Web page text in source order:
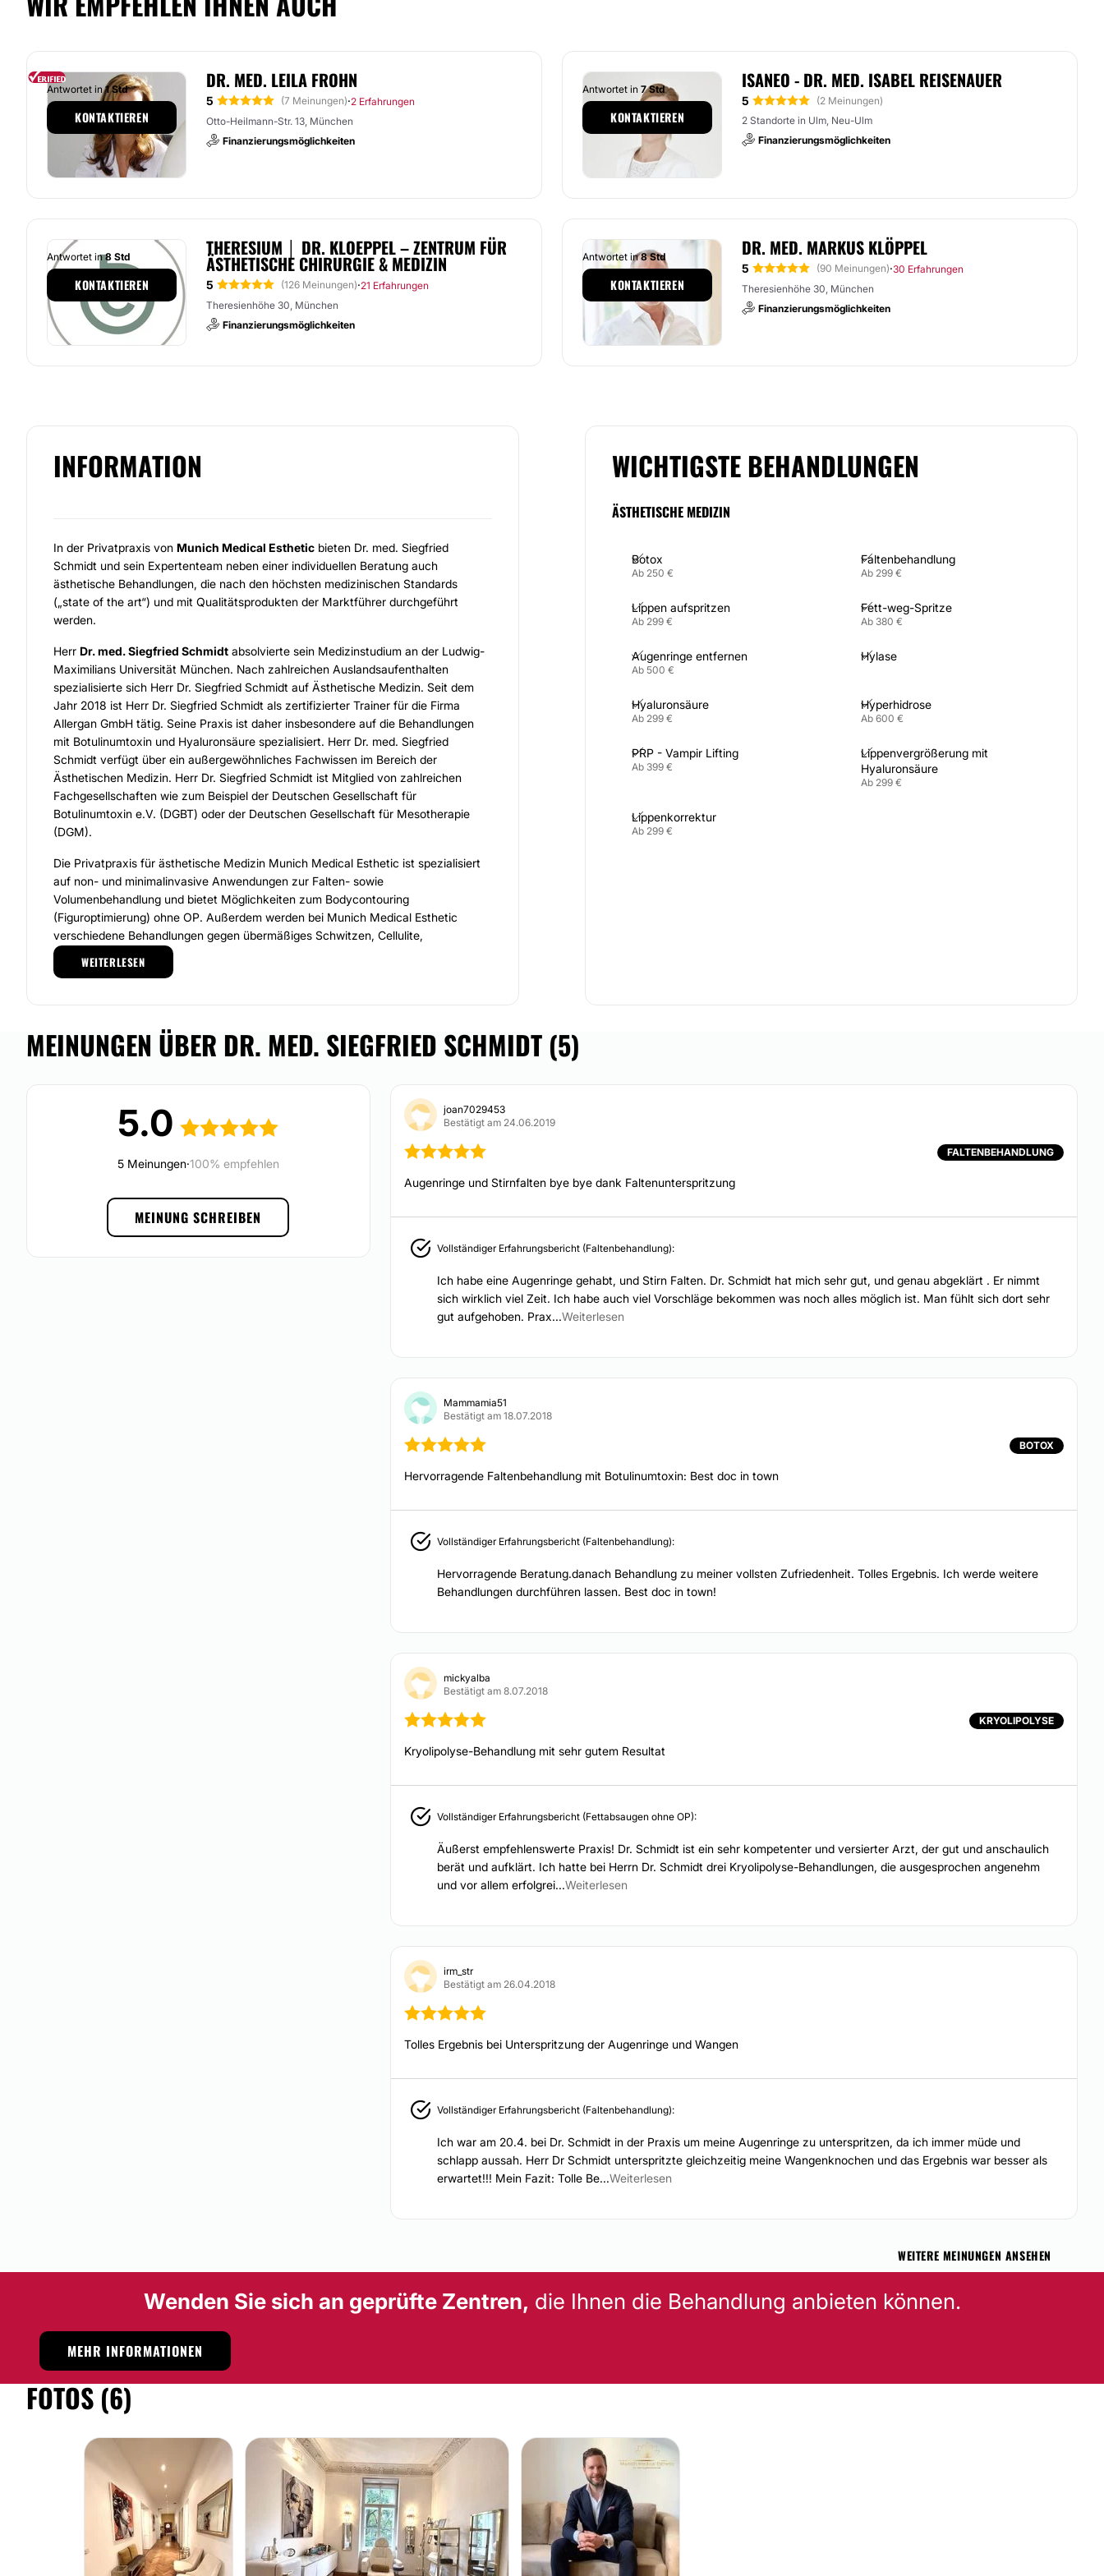
DR. MED. LEILA FROHN
5 (7 Meinungen)·2 Erfahrungen
Otto-Heilmann-Str. 13, München
Finanzierungsmöglichkeiten
Antwortet in1 Std
KONTAKTIEREN
ISANEO - DR. MED. ISABEL REISENAUER
5
(2 Meinungen)
2 Standorte in Ulm, Neu-Ulm
Finanzierungsmöglichkeiten
Antwortet in 7 Std
KONTAKTIEREN
THERESIUM │ DR. KLOEPPEL – ZENTRUM FÜR
ÄSTHETISCHE CHIRURGIE & MEDIZIN
5 (126 Meinungen)·21 Erfahrungen
Theresienhöhe 30, München
Finanzierungsmöglichkeiten
Antwortet in8 Std
KONTAKTIEREN
DR. MED. MARKUS KLÖPPEL
5 (90 Meinungen)·30 Erfahrungen
Theresienhöhe 30, München
Finanzierungsmöglichkeiten
Antwortet in8 Std
KONTAKTIEREN
INFORMATION
In der Privatpraxis von Munich Medical Esthetic bieten Dr. med. Siegfried
Schmidt und sein Expertenteam neben einer individuellen Beratung auch
ästhetische Behandlungen, die nach den höchsten medizinischen Standards
(„state of the art“) und mit Qualitätsprodukten der Marktführer durchgeführt
werden.
Herr Dr. med. Siegfried Schmidt absolvierte sein Medizinstudium an der Ludwig-
Maximilians Universität München. Nach zahlreichen Auslandsaufenthalten
spezialisierte sich Herr Dr. Siegfried Schmidt auf Ästhetische Medizin. Seit dem
Jahr 2018 ist Herr Dr. Siegfried Schmidt als zertifizierter Trainer für die Firma
Allergan GmbH tätig. Seine Praxis ist daher insbesondere auf die Behandlungen
mit Botulinumtoxin und Hyaluronsäure spezialisiert. Herr Dr. med. Siegfried
Schmidt verfügt über ein außergewöhnliches Fachwissen im Bereich der
Ästhetischen Medizin. Herr Dr. Siegfried Schmidt ist Mitglied von zahlreichen
Fachgesellschaften wie zum Beispiel der Deutschen Gesellschaft für
Botulinumtoxin e.V. (DGBT) oder der Deutschen Gesellschaft für Mesotherapie
(DGM).
Die Privatpraxis für ästhetische Medizin Munich Medical Esthetic ist spezialisiert
auf non- und minimalinvasive Anwendungen zur Falten- sowie
Volumenbehandlung und bietet Möglichkeiten zum Bodycontouring
(Figuroptimierung) ohne OP. Außerdem werden bei Munich Medical Esthetic
verschiedene Behandlungen gegen übermäßiges Schwitzen, Cellulite,
Zähneknirschen und für die Verbesserung der Hautqualität angeboten.
Leistungen werden dabei individuell auf die Bedürfnisse der Patientinnen und
Patienten abgestimmt. Neben einer individuellen Beratung und einer fachlich
erfüllt sind. Die öffentlichen Bewertungen der zufriedenen Patienten sprechen für
Möglichkeit der Videokonsultation:
WEITERLESEN
WICHTIGSTE BEHANDLUNGEN
ÄSTHETISCHE MEDIZIN
Botox
Ab 250 €
Faltenbehandlung
Ab 299 €
Lippen aufspritzen
Ab 299 €
Fett-weg-Spritze
Ab 380 €
Augenringe entfernen
Ab 500 €
Hylase
Hyaluronsäure
Ab 299 €
Hyperhidrose
Ab 600 €
PRP - Vampir Lifting
Ab 399 €
Lippenvergrößerung mit
Hyaluronsäure
Ab 299 €
Lippenkorrektur
Ab 299 €
MEINUNGEN ÜBER DR. MED. SIEGFRIED SCHMIDT (5)
5.0
5 Meinungen·100% empfehlen
MEINUNG SCHREIBEN
joan7029453
Bestätigt am 24.06.2019
FALTENBEHANDLUNG
Augenringe und Stirnfalten bye bye dank Faltenunterspritzung
Vollständiger Erfahrungsbericht (Faltenbehandlung):
Ich habe eine Augenringe gehabt, und Stirn Falten. Dr. Schmidt hat mich sehr gut, und genau abgeklärt . Er nimmt
sich wirklich viel Zeit. Ich habe auch viel Vorschläge bekommen was noch alles möglich ist. Man fühlt sich dort sehr
gut aufgehoben. Prax...Weiterlesen
Mammamia51
Bestätigt am 18.07.2018
BOTOX
Hervorragende Faltenbehandlung mit Botulinumtoxin: Best doc in town
Vollständiger Erfahrungsbericht (Faltenbehandlung):
Hervorragende Beratung.danach Behandlung zu meiner vollsten Zufriedenheit. Tolles Ergebnis. Ich werde weitere
Behandlungen durchführen lassen. Best doc in town!
mickyalba
Bestätigt am 8.07.2018
KRYOLIPOLYSE
Kryolipolyse-Behandlung mit sehr gutem Resultat
Vollständiger Erfahrungsbericht (Fettabsaugen ohne OP):
Äußerst empfehlenswerte Praxis! Dr. Schmidt ist ein sehr kompetenter und versierter Arzt, der gut und anschaulich
berät und aufklärt. Ich hatte bei Herrn Dr. Schmidt drei Kryolipolyse-Behandlungen, die ausgesprochen angenehm
und vor allem erfolgrei...Weiterlesen
irm_str
Bestätigt am 26.04.2018
Tolles Ergebnis bei Unterspritzung der Augenringe und Wangen
Vollständiger Erfahrungsbericht (Faltenbehandlung):
Ich war am 20.4. bei Dr. Schmidt in der Praxis um meine Augenringe zu unterspritzen, da ich immer müde und
schlapp aussah. Herr Dr Schmidt unterspritzte gleichzeitig meine Wangenknochen und das Ergebnis war besser als
erwartet!!! Mein Fazit: Tolle Be...Weiterlesen
WEITERE MEINUNGEN ANSEHEN
Wenden Sie sich an geprüfte Zentren, die Ihnen die Behandlung anbieten können.
MEHR INFORMATIONEN
FOTOS (6)